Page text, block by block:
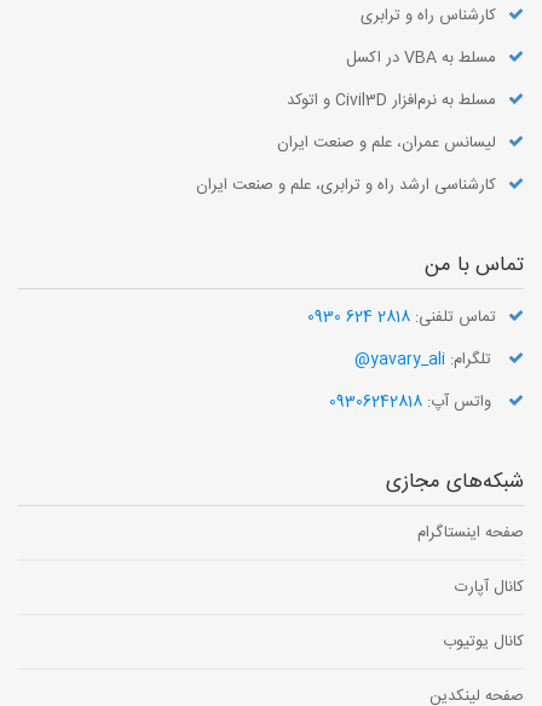
کارشناس راه و ترابری
مسلط به VBA در اکسل
مسلط به نرم‌افزار Civil3D و اتوکد
لیسانس عمران، علم و صنعت ایران
کارشناسی ارشد راه و ترابری، علم و صنعت ایران
تماس با من
تماس تلفنی: 2818 624 0930
تلگرام: yavary_ali@
واتس آپ: 09306242818
شبکه‌های مجازی
صفحه اینستاگرام
کانال آپارت
کانال یوتیوب
صفحه لینکدین